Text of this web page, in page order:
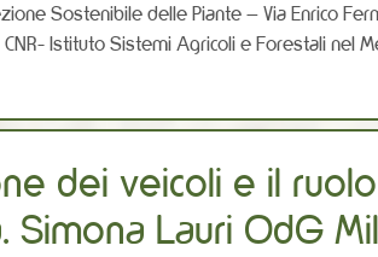
Sostenibile delle Piante – Via Enrico
Istituto Sistemi Agricoli e Forestali nel
dei veicoli e il
Simona Lauri OdG